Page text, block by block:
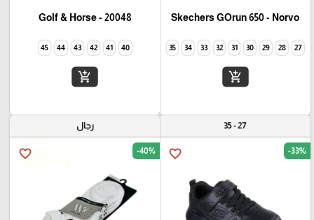
Skechers GOrun 650 - Norvo
27
28
29
30
31
32
33
34
35
add_shopping_cart
Golf & Horse - 20048
40
41
42
43
44
45
add_shopping_cart
27 - 35
favorite_border -33%
رجال
favorite_border -40%